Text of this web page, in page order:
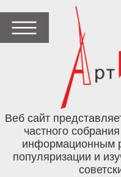
Веб сайт
частного
информационным
популяризации и